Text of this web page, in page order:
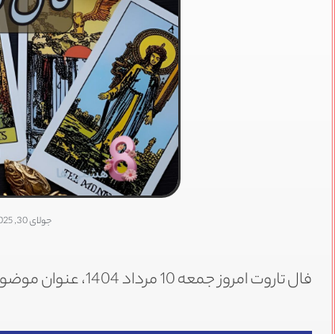
جولای 30, 2025
فال تاروت امروز جمعه 10 مرداد 1404، عنوان موضوعی است که در این پست بررسی خواهیم کرد.